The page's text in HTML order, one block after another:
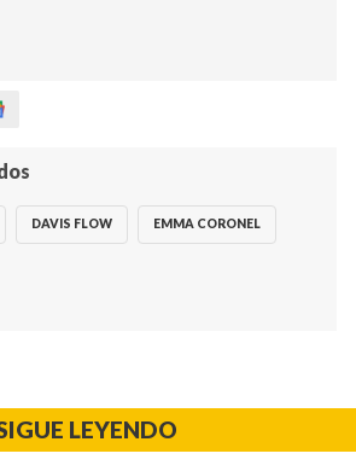
DAVIS FLOW EMMA CORONEL
LEYENDO